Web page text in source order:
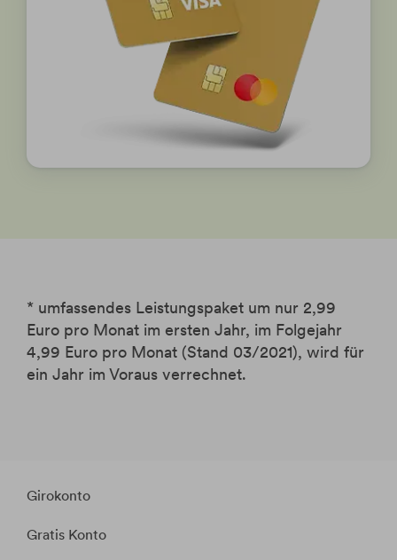
* umfassendes Leistungspaket um nur 2,99
Euro pro Monat im ersten Jahr, im Folgejahr
4,99 Euro pro Monat (Stand 03/2021), wird für
ein Jahr im Voraus verrechnet.
Girokonto
Gratis Konto